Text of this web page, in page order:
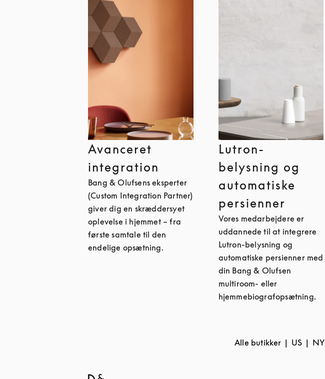
Avanceret
integration
Bang & Olufsens eksperter
(Custom Integration Partner)
giver dig en skræddersyet
oplevelse i hjemmet – fra
første samtale til den
endelige opsætning.
Lutron-
belysning og
automatiske
persienner
Vores medarbejdere er
uddannede til at integrere
Lutron-belysning og
automatiske persienner med
din Bang & Olufsen
multiroom- eller
hjemmebiografopsætning.
Alle butikker US NY